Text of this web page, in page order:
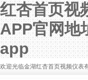
红杏首页视
APP官网地
app
欢迎光临金湖红杏首页视频仪表有限